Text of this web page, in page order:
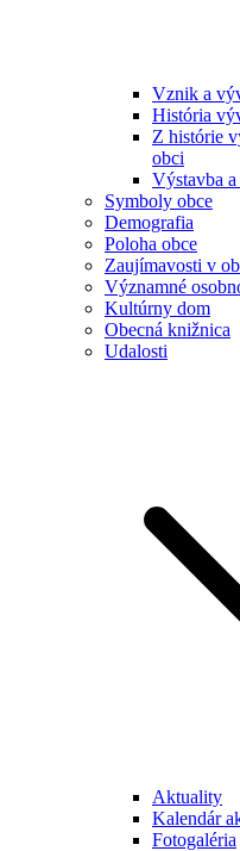
Vznik a
História
Z histórie
obci
Výstavba
Symboly obce
Demografia
Poloha obce
Zaujímavosti v
Významné
Kultúrny dom
Obecná knižnica
Udalosti
Aktuality
Kalendár
Fotogaléria